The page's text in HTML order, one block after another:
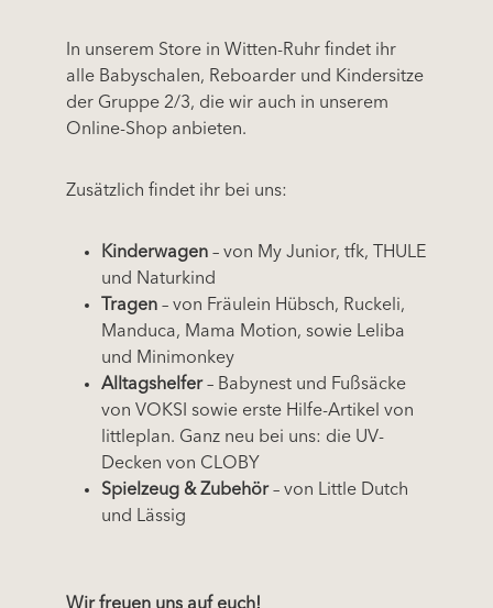
In unserem Store in Witten-Ruhr findet ihr
alle Babyschalen, Reboarder und Kindersitze
der Gruppe 2/3, die wir auch in unserem
Online-Shop anbieten.
Zusätzlich findet ihr bei uns:
Kinderwagen – von My Junior, tfk, THULE
und Naturkind
Tragen – von Fräulein Hübsch, Ruckeli,
Manduca, Mama Motion, sowie Leliba
und Minimonkey
Alltagshelfer– Babynest und Fußsäcke
von VOKSI sowie erste Hilfe-Artikel von
littleplan. Ganz neu bei uns: die UV-
Decken von CLOBY
Spielzeug & Zubehör– von Little Dutch
und Lässig